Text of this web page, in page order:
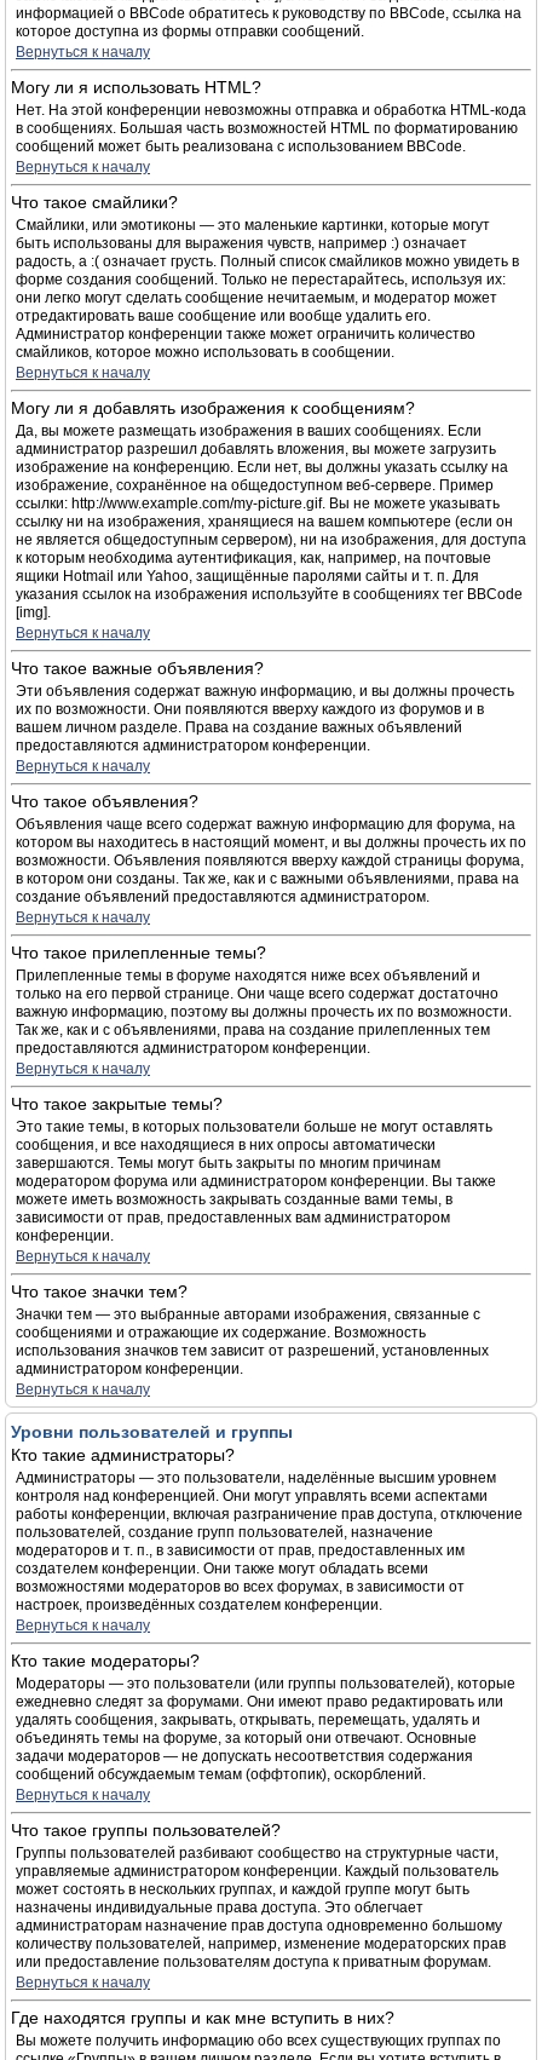
информацией о BBCode обратитесь к руководству по BBCode, ссылка на
которое доступна из формы отправки сообщений.
Вернуться к началу
Могу ли я использовать HTML?
Нет. На этой конференции невозможны отправка и обработка HTML-кода
в сообщениях. Большая часть возможностей HTML по форматированию
сообщений может быть реализована с использованием BBCode.
Вернуться к началу
Что такое смайлики?
Смайлики, или эмотиконы — это маленькие картинки, которые могут
быть использованы для выражения чувств, например :) означает
радость, а :( означает грусть. Полный список смайликов можно увидеть в
форме создания сообщений. Только не перестарайтесь, используя их:
они легко могут сделать сообщение нечитаемым, и модератор может
отредактировать ваше сообщение или вообще удалить его.
Администратор конференции также может ограничить количество
смайликов, которое можно использовать в сообщении.
Вернуться к началу
Могу ли я добавлять изображения к сообщениям?
Да, вы можете размещать изображения в ваших сообщениях. Если
администратор разрешил добавлять вложения, вы можете загрузить
изображение на конференцию. Если нет, вы должны указать ссылку на
изображение, сохранённое на общедоступном веб-сервере. Пример
ссылки: http://www.example.com/my-picture.gif. Вы не можете указывать
ссылку ни на изображения, хранящиеся на вашем компьютере (если он
не является общедоступным сервером), ни на изображения, для доступа
к которым необходима аутентификация, как, например, на почтовые
ящики Hotmail или Yahoo, защищённые паролями сайты и т. п. Для
указания ссылок на изображения используйте в сообщениях тег BBCode
[img].
Вернуться к началу
Что такое важные объявления?
Эти объявления содержат важную информацию, и вы должны прочесть
их по возможности. Они появляются вверху каждого из форумов и в
вашем личном разделе. Права на создание важных объявлений
предоставляются администратором конференции.
Вернуться к началу
Что такое объявления?
Объявления чаще всего содержат важную информацию для форума, на
котором вы находитесь в настоящий момент, и вы должны прочесть их по
возможности. Объявления появляются вверху каждой страницы форума,
в котором они созданы. Так же, как и с важными объявлениями, права на
создание объявлений предоставляются администратором.
Вернуться к началу
Что такое прилепленные темы?
Прилепленные темы в форуме находятся ниже всех объявлений и
только на его первой странице. Они чаще всего содержат достаточно
важную информацию, поэтому вы должны прочесть их по возможности.
Так же, как и с объявлениями, права на создание прилепленных тем
предоставляются администратором конференции.
Вернуться к началу
Что такое закрытые темы?
Это такие темы, в которых пользователи больше не могут оставлять
сообщения, и все находящиеся в них опросы автоматически
завершаются. Темы могут быть закрыты по многим причинам
модератором форума или администратором конференции. Вы также
можете иметь возможность закрывать созданные вами темы, в
зависимости от прав, предоставленных вам администратором
конференции.
Вернуться к началу
Что такое значки тем?
Значки тем — это выбранные авторами изображения, связанные с
сообщениями и отражающие их содержание. Возможность
использования значков тем зависит от разрешений, установленных
администратором конференции.
Вернуться к началу
Уровни пользователей и группы
Кто такие администраторы?
Администраторы — это пользователи, наделённые высшим уровнем
контроля над конференцией. Они могут управлять всеми аспектами
работы конференции, включая разграничение прав доступа, отключение
пользователей, создание групп пользователей, назначение
модераторов и т. п., в зависимости от прав, предоставленных им
создателем конференции. Они также могут обладать всеми
возможностями модераторов во всех форумах, в зависимости от
настроек, произведённых создателем конференции.
Вернуться к началу
Кто такие модераторы?
Модераторы — это пользователи (или группы пользователей), которые
ежедневно следят за форумами. Они имеют право редактировать или
удалять сообщения, закрывать, открывать, перемещать, удалять и
объединять темы на форуме, за который они отвечают. Основные
задачи модераторов — не допускать несоответствия содержания
сообщений обсуждаемым темам (оффтопик), оскорблений.
Вернуться к началу
Что такое группы пользователей?
Группы пользователей разбивают сообщество на структурные части,
управляемые администратором конференции. Каждый пользователь
может состоять в нескольких группах, и каждой группе могут быть
назначены индивидуальные права доступа. Это облегчает
администраторам назначение прав доступа одновременно большому
количеству пользователей, например, изменение модераторских прав
или предоставление пользователям доступа к приватным форумам.
Вернуться к началу
Где находятся группы и как мне вступить в них?
Вы можете получить информацию обо всех существующих группах по